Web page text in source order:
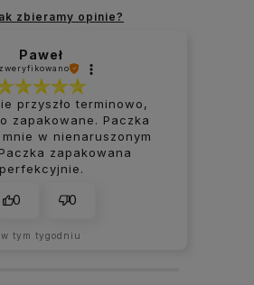
zbieramy opinie?
Paweł
zweryfikowano
przyszło terminowo,
zapakowane. Paczka
mnie w nienaruszonym
zapakowana
perfekcyjnie.
0 0
w tym tygodniu